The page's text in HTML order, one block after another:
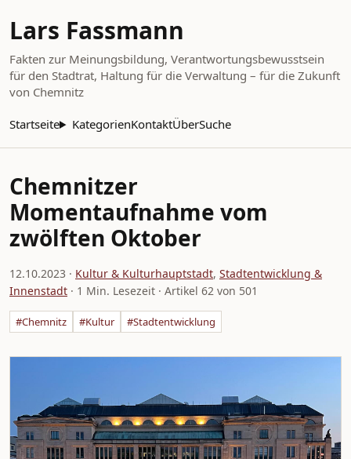
Lars Fassmann
Fakten zur Meinungsbildung, Verantwortungsbewusstsein
für den Stadtrat, Haltung für die Verwaltung – für die Zukunft
von Chemnitz
Startseite KategorienKontaktÜberSuche
Chemnitzer
Momentaufnahme vom
zwölften Oktober
12.10.2023 · Kultur & Kulturhauptstadt, Stadtentwicklung &
Innenstadt · 1 Min. Lesezeit · Artikel 62 von 501
#Chemnitz #Kultur #Stadtentwicklung